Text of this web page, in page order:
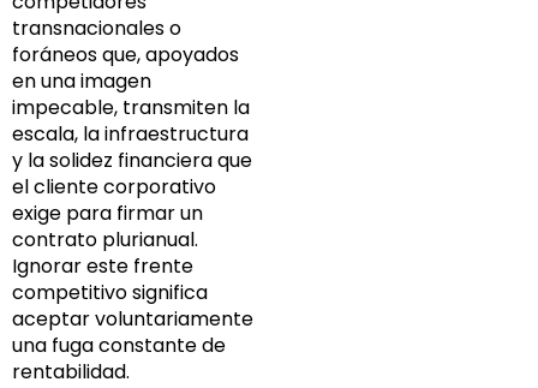
transnacionales o
foráneos que, apoyados
en una imagen
impecable, transmiten la
escala, la infraestructura
y la solidez financiera que
el cliente corporativo
exige para firmar un
contrato plurianual.
Ignorar este frente
competitivo significa
aceptar voluntariamente
una fuga constante de
rentabilidad.